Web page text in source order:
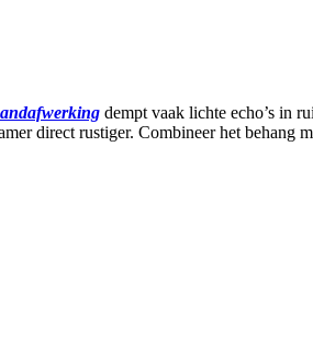
dempt vaak lichte echo’s in
direct rustiger. Combineer het behang